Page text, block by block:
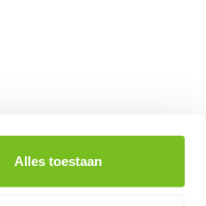
Alles toestaan